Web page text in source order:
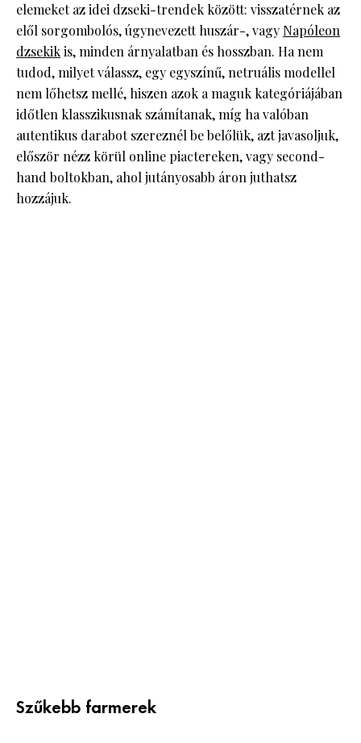
elemeket az idei dzseki-trendek között: visszatérnek az
elől sorgombolós, úgynevezett huszár-, vagy Napóleon
dzsekikis, minden árnyalatban és hosszban. Ha nem
tudod, milyet válassz, egy egyszínű, netruális modellel
nem lőhetsz mellé, hiszen azok a maguk kategóriájában
időtlen klasszikusnak számítanak, míg ha valóban
autentikus darabot szereznél be belőlük, azt javasoljuk,
először nézz körül online piactereken, vagy second-
hand boltokban, ahol jutányosabb áron juthatsz
hozzájuk.
Szűkebb farmerek